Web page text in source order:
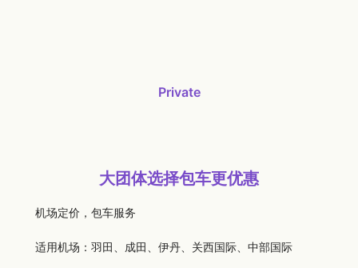
Private
大团体选择包车更优惠
机场定价，包车服务
适用机场：羽田、成田、伊丹、关西国际、中部国际